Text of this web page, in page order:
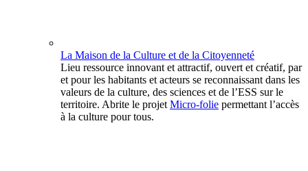
La Maison de la Culture et de la Citoyenneté
Lieu ressource innovant et attractif, ouvert et créatif, par
et pour les habitants et acteurs se reconnaissant dans les
valeurs de la culture, des sciences et de l’ESS sur le
territoire. Abrite le projet Micro-folie permettant l’accès
à la culture pour tous.